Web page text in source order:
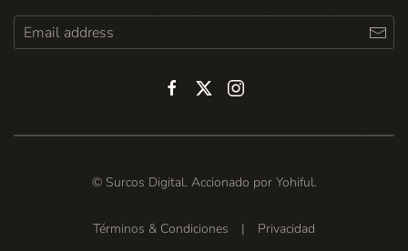
© Surcos Digital. Accionado por Yohiful.
Términos & Condiciones | Privacidad